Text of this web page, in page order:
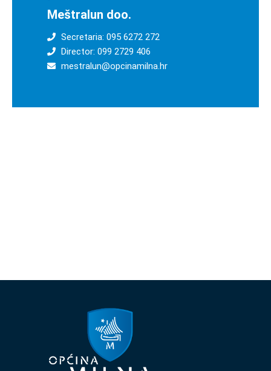
Meštralun doo.
Secretaria: 095 6272 272
Director: 099 2729 406
mestralun@opcinamilna.hr